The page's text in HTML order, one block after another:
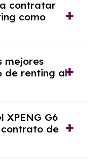
en algunos
de la empresa
contratar
como
ingresos y, en
fiscal y un pago
mejores
de renting al
de renting con
y sin pagar
XPENG G6
de